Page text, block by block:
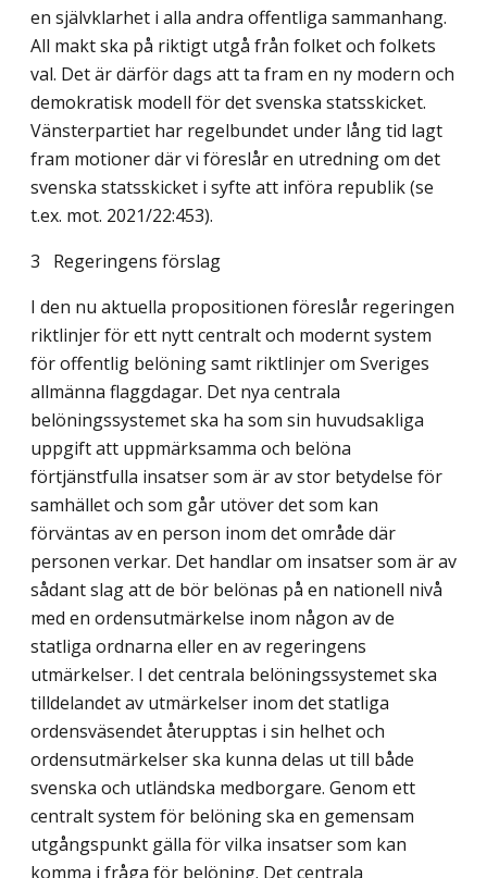
en självklarhet i alla andra offentliga sammanhang.
All makt ska på riktigt utgå från folket och folkets
val. Det är därför dags att ta fram en ny modern och
demokratisk modell för det svenska statsskicket.
Vänsterpartiet har regelbundet under lång tid lagt
fram motioner där vi föreslår en utredning om det
svenska statsskicket i syfte att införa republik (se
t.ex. mot. 2021/22:453).
3 Regeringens förslag
I den nu aktuella propositionen föreslår regeringen
riktlinjer för ett nytt centralt och modernt system
för offentlig belöning samt riktlinjer om Sveriges
allmänna flaggdagar. Det nya centrala
belöningssystemet ska ha som sin huvudsakliga
uppgift att uppmärk­samma och belöna
förtjänstfulla insatser som är av stor betydelse för
samhället och som går utöver det som kan
förväntas av en person inom det område där
personen verkar. Det handlar om insatser som är av
sådant slag att de bör belönas på en nationell nivå
med en ordensutmärkelse inom någon av de
statliga ordnarna eller en av regeringens
utmärkelser. I det centrala belöningssystemet ska
tilldelandet av utmärkelser inom det statliga
ordensväsendet återupptas i sin helhet och
ordensutmärkelser ska kunna delas ut till både
svenska och utländska medborgare. Genom ett
centralt system för belöning ska en gemensam
utgångspunkt gälla för vilka insatser som kan
komma i fråga för belöning. Det centrala